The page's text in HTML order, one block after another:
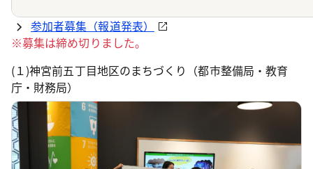
参加者募集（報道発表）
※募集は締め切りました。
(１)神宮前五丁目地区のまちづくり（都市整備局・教育
庁・財務局）